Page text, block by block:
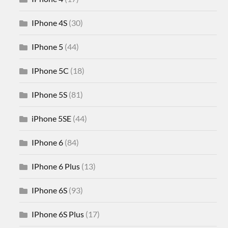
IPhone 4S (30)
IPhone 5 (44)
IPhone 5C (18)
IPhone 5S (81)
iPhone 5SE (44)
IPhone 6 (84)
IPhone 6 Plus (13)
IPhone 6S (93)
IPhone 6S Plus (17)